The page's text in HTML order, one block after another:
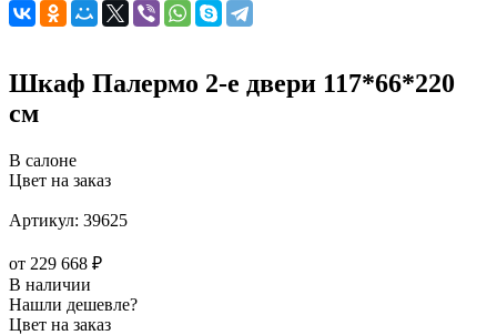
Шкаф Палермо 2-е двери 117*66*220
см
В салоне
Цвет на заказ
Артикул: 39625
от 229 668 ₽
В наличии
Нашли дешевле?
Цвет на заказ